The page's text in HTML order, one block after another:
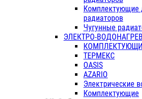
Комплектующие
радиаторов
Чугунные
ЭЛЕКТРО-
ТЕРМЕКС
OASIS
AZARIO
Электрические
Комплектующие